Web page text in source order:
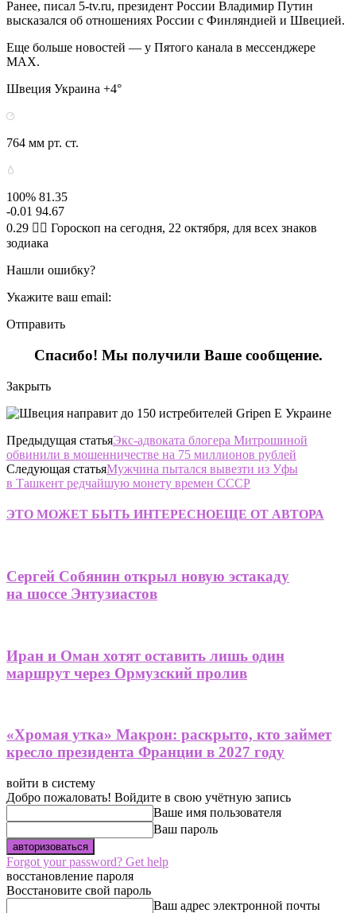
Ранее, писал 5-tv.ru, президент России Владимир Путин
высказался об отношениях России с Финляндией и Швецией.
Еще больше новостей — у Пятого канала в мессенджере
MAX.
Швеция Украина +4°
764 мм рт. ст.
100% 81.35
-0.01 94.67
0.29 🧙‍♀ Гороскоп на сегодня, 22 октября, для всех знаков
зодиака
Нашли ошибку?
Укажите ваш email:
Отправить
Спасибо! Мы получили Ваше сообщение.
Закрыть
Предыдущая статьяЭкс-адвоката блогера Митрошиной
обвинили в мошенничестве на 75 миллионов рублей
Следующая статьяМужчина пытался вывезти из Уфы
в Ташкент редчайшую монету времен СССР
ЭТО МОЖЕТ БЫТЬ ИНТЕРЕСНОЕЩЕ ОТ АВТОРА
Сергей Собянин открыл новую эстакаду
на шоссе Энтузиастов
Иран и Оман хотят оставить лишь один
маршрут через Ормузский пролив
«Хромая утка» Макрон: раскрыто, кто займет
кресло президента Франции в 2027 году
войти в систему
Добро пожаловать! Войдите в свою учётную запись
Ваше имя пользователя
Ваш пароль
Forgot your password? Get help
восстановление пароля
Восстановите свой пароль
Ваш адрес электронной почты